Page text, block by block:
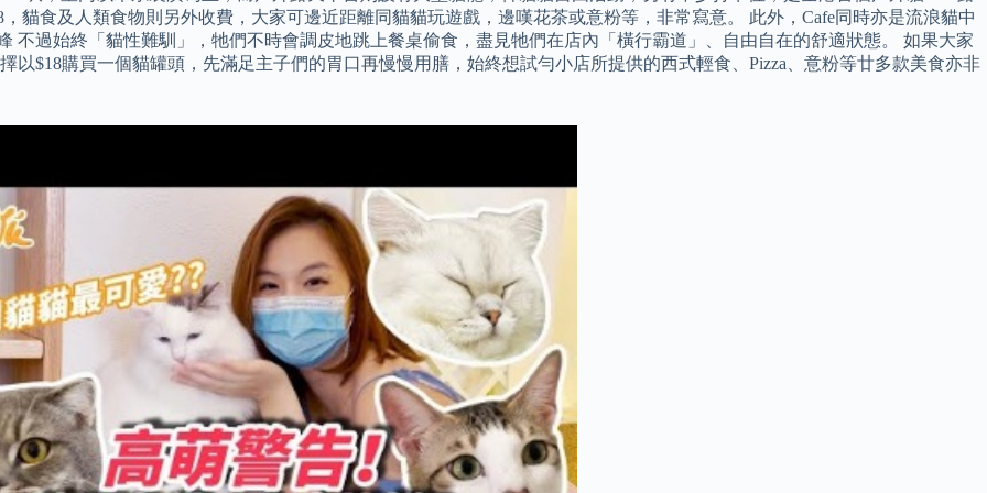
貓食及人類食物則另外收費，大家可邊近距離同貓貓玩遊戲，邊嘆花茶或意粉等，非常寫意。 此外，Cafe同時亦是流浪貓中
不過始終「貓性難馴」，牠們不時會調皮地跳上餐桌偷食，盡見牠們在店內「橫行霸道」、自由自在的舒適狀態。 如果大家
$18購買一個貓罐頭，先滿足主子們的胃口再慢慢用膳，始終想試勻小店所提供的西式輕食、Pizza、意粉等廿多款美食亦非